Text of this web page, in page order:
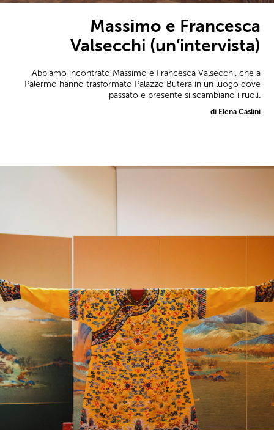
Massimo e Francesca
Valsecchi (un’intervista)
Abbiamo incontrato Massimo e Francesca Valsecchi, che a
Palermo hanno trasformato Palazzo Butera in un luogo dove
passato e presente si scambiano i ruoli.
di Elena Caslini